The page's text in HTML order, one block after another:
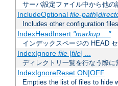
サーバ設定ファイル中から他
IncludeOptional file-path|
Includes other configuration
IndexHeadInsert "markup ..."
インデックスページの HEAD
IndexIgnore file[file] ...
ディレクトリ一覧を行なう際
IndexIgnoreReset ON|OFF
Empties the list of files to hide